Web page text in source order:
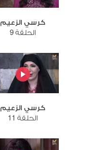
كرسي الزعيم
الحلقة 9
كرسي الزعيم
الحلقة 11